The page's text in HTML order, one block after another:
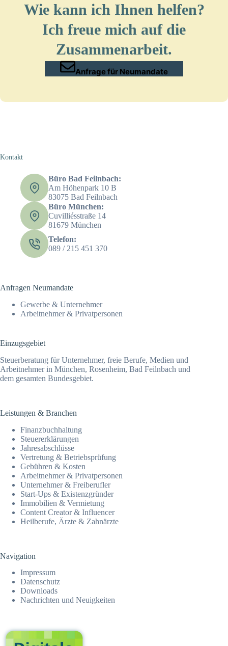
Wie kann ich Ihnen helfen?
Ich freue mich auf die
Zusammenarbeit.
Anfrage für Neumandate
Kontakt
Büro Bad Feilnbach:
Am Höhenpark 10 B
83075 Bad Feilnbach
Büro München:
Cuvilliésstraße 14
81679 München
Telefon:
089 / 215 451 370
Anfragen Neumandate
Gewerbe & Unternehmer
Arbeitnehmer & Privatpersonen
Einzugsgebiet
Steuerberatung für Unternehmer, freie Berufe, Medien und
Arbeitnehmer in München, Rosenheim, Bad Feilnbach und
dem gesamten Bundesgebiet.
Leistungen & Branchen
Finanz­­buchhaltung
Steuer­erklärungen
Jahresab­schlüsse
Vertretung & Betriebsprüfung
Gebühren & Kosten
Arbeitnehmer & Privatpersonen
Unternehmer & Freiberufler
Start-Ups & Existenzgründer
Immobilien & Vermietung
Content Creator & Influencer
Heilberufe, Ärzte & Zahnärzte
Navigation
Impressum
Datenschutz
Downloads
Nachrichten und Neuigkeiten